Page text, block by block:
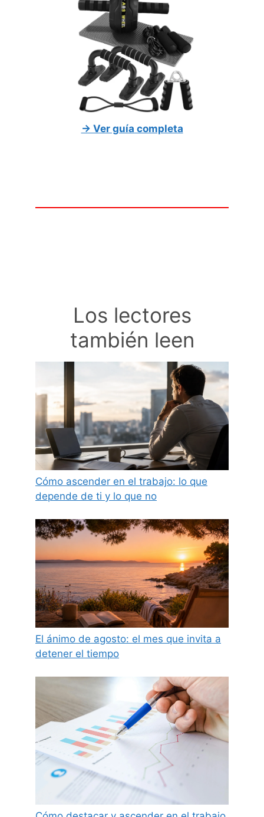
→ Ver guía completa
Los lectores
también leen
Cómo ascender en el trabajo: lo que
depende de ti y lo que no
El ánimo de agosto: el mes que invita a
detener el tiempo